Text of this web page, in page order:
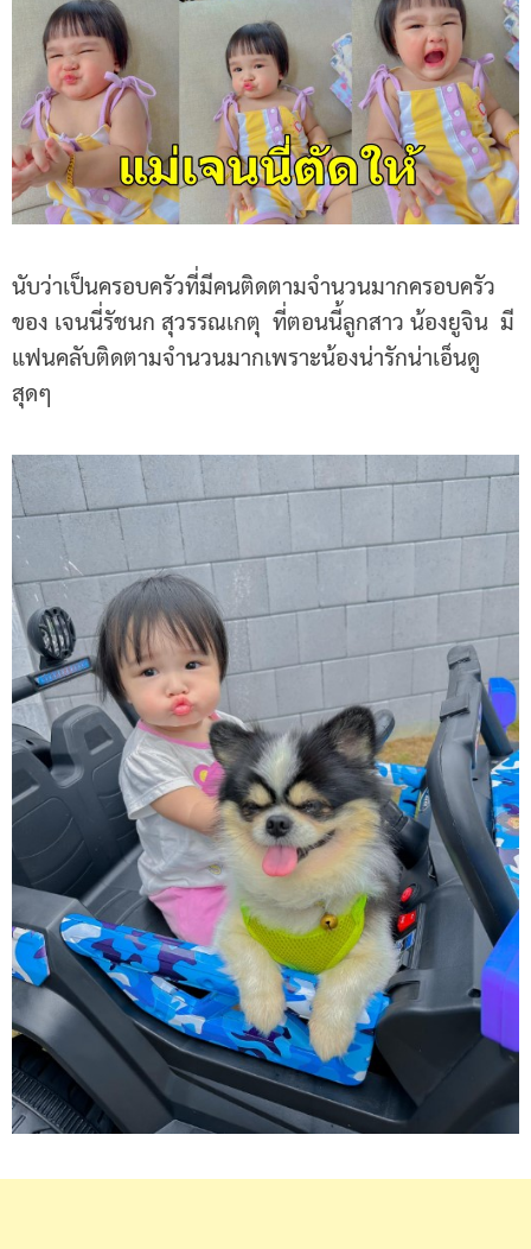
นับว่าเป็นครอบครัวที่มีคนติดตามจำนวนมากครอบครัว
ของ เจนนี่รัชนก สุวรรณเกตุ ที่ตอนนี้ลูกสาว น้องยูจิน มี
แฟนคลับติดตามจำนวนมากเพราะน้องน่ารักน่าเอ็นดู
สุดๆ